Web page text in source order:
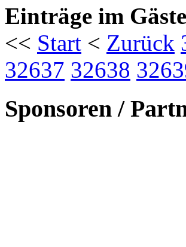
Einträge im
<< Start < Zurück
32637 32638
Sponsoren /